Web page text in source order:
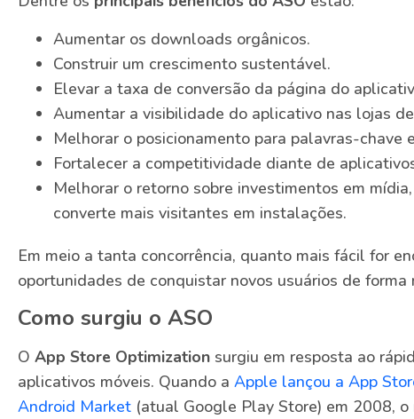
Aumentar os downloads orgânicos.
Construir um crescimento sustentável.
Elevar a taxa de conversão da página do
Aumentar a visibilidade do aplicativo nas lojas
Melhorar o posicionamento para palavras-chave
Fortalecer a competitividade diante de
Melhorar o retorno sobre investimentos em
converte mais visitantes em instalações.
Em meio a tanta concorrência, quanto mais fácil for
oportunidades de conquistar novos usuários de
Como surgiu o ASO
O App Store Optimization surgiu em resposta ao
aplicativos móveis. Quando a Apple lançou a App
Android Market (atual Google Play Store) em 2008,